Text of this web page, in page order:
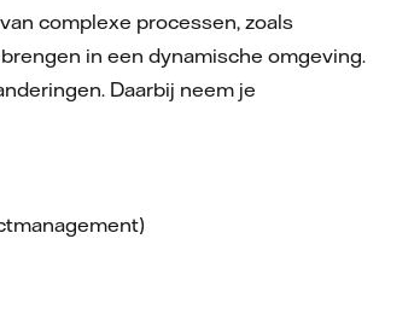
complexe processen, zoals
in een dynamische omgeving.
Daarbij neem je